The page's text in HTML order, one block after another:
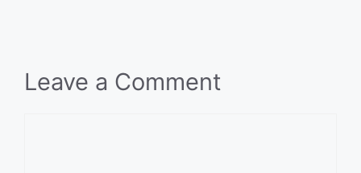
Leave a Comment